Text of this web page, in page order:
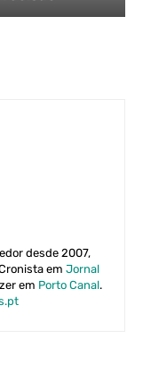
desde 2007,
em Jornal
em Porto Canal.